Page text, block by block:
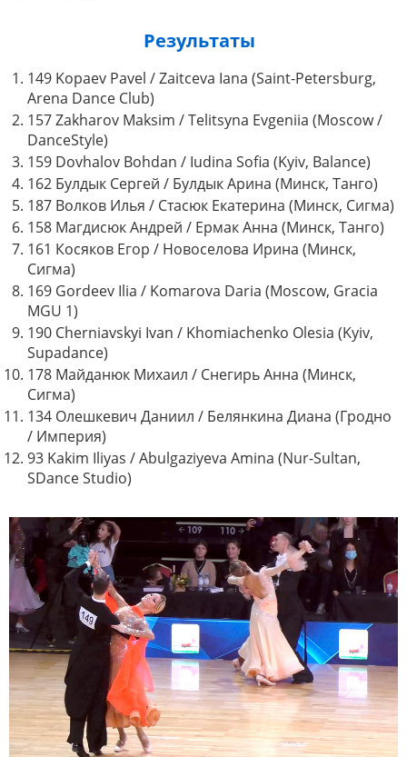
Результаты
149 Kopaev Pavel / Zaitceva Iana (Saint-Petersburg,
Arena Dance Club)
157 Zakharov Maksim / Telitsyna Evgeniia (Moscow /
DanceStyle)
159 Dovhalov Bohdan / Iudina Sofia (Kyiv, Balance)
162 Булдык Сергей / Булдык Арина (Минск, Танго)
187 Волков Илья / Стасюк Екатерина (Минск, Сигма)
158 Магдисюк Андрей / Ермак Анна (Минск, Танго)
161 Косяков Егор / Новоселова Ирина (Минск,
Сигма)
169 Gordeev Ilia / Komarova Daria (Moscow, Gracia
MGU 1)
190 Cherniavskyi Ivan / Khomiachenko Olesia (Kyiv,
Supadance)
178 Майданюк Михаил / Снегирь Анна (Минск,
Сигма)
134 Олешкевич Даниил / Белянкина Диана (Гродно
/ Империя)
93 Kakim Iliyas / Abulgaziyeva Amina (Nur-Sultan,
SDance Studio)